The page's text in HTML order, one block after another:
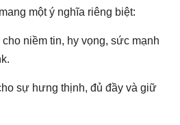
một ý nghĩa riêng biệt:
niềm tin, hy vọng, sức mạnh
sự hưng thịnh, đủ đầy và giữ